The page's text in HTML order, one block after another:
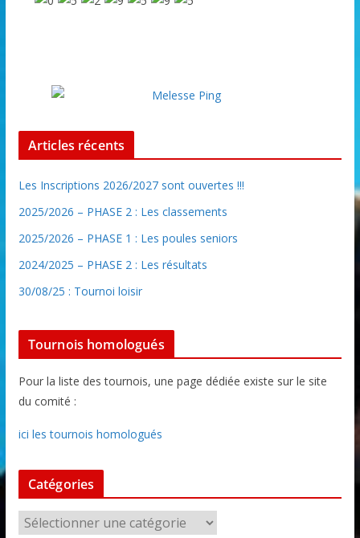
Articles récents
Les Inscriptions 2026/2027 sont ouvertes !!!
2025/2026 – PHASE 2 : Les classements
2025/2026 – PHASE 1 : Les poules seniors
2024/2025 – PHASE 2 : Les résultats
30/08/25 : Tournoi loisir
Tournois homologués
Pour la liste des tournois, une page dédiée existe sur le site
du comité :
ici les tournois homologués
Catégories